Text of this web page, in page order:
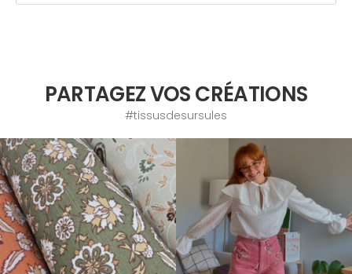
PARTAGEZ VOS CRÉATIONS
#tissusdesursules